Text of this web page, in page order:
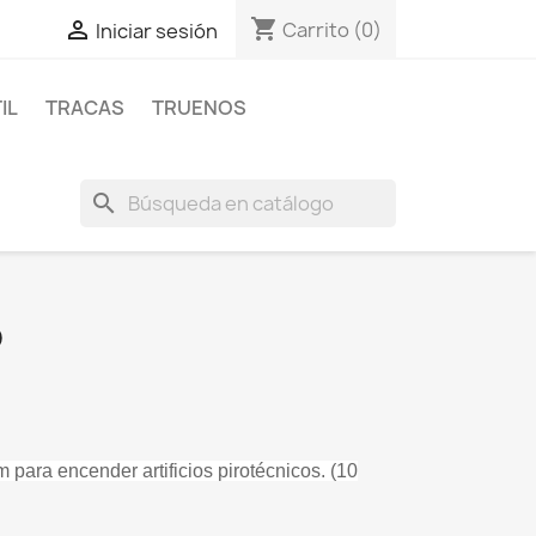
 Iniciar sesión shopping_cart Carrito (0)
TRACAS
TRUENOS
search
para encender artificios pirotécnicos. (10